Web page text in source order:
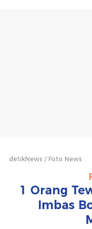
detikNews Foto News
1 Orang
Imbas